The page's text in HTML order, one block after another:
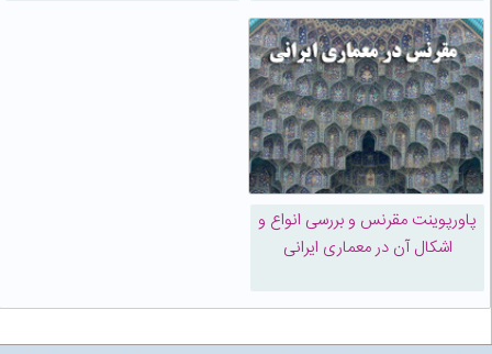
پاورپوینت مقرنس و بررسی انواع و
اشکال آن در معماری ایرانی